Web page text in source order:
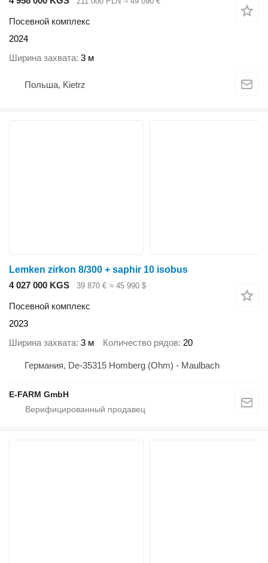
Посевной комплекс
2024
Ширина захвата 3 м
Польша, Kietrz
Lemken zirkon 8/300 + saphir 10 isobus
4 027 000 KGS
39 870 € ≈ 45 990 $
Посевной комплекс
2023
Ширина захвата 3 м Количество рядов 20
Германия, De-35315 Homberg (Ohm) - Maulbach
E-FARM GmbH